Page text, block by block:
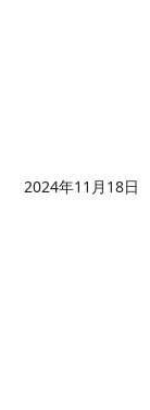
2024年11月18日